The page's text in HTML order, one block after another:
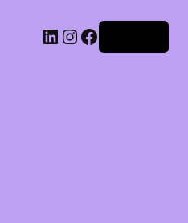
LinkedIn
Instagram
Facebook